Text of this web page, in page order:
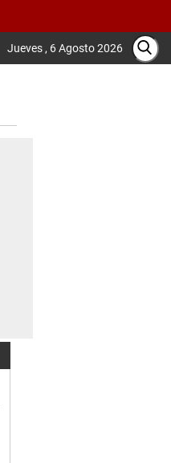
Jueves , 6 Agosto 2026